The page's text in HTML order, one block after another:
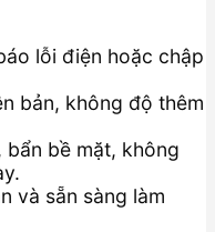
lỗi điện hoặc chập
bản, không độ thêm
bẩn bề mặt, không
và sẵn sàng làm